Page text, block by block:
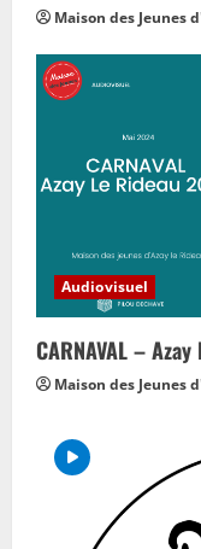
Maison des Jeunes
Audiovisuel
CARNAVAL –
Maison des Jeunes